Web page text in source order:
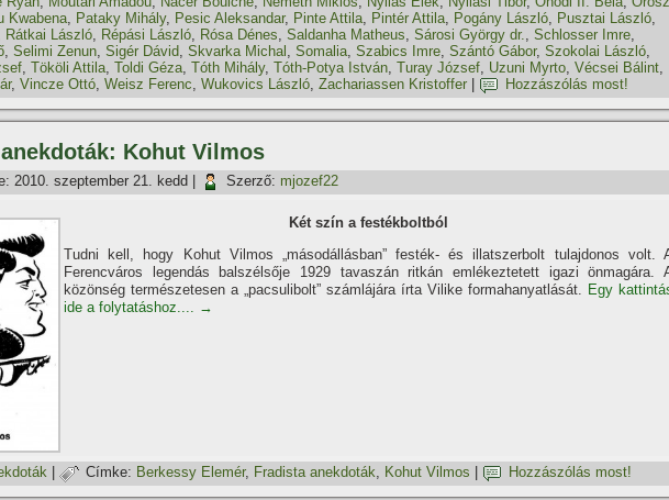
Kwabena, Pataky Mihály, Pesic Aleksandar, Pinte Attila, Pintér Attila, Pogány László, Pusztai László,
Rátkai László, Répási László, Rósa Dénes, Saldanha Matheus, Sárosi György dr., Schlosser Imre,
, Selimi Zenun, Sigér Dávid, Skvarka Michal , Somalia, Szabics Imre, Szántó Gábor, Szokolai László,
, Tököli Attila, Toldi Géza, Tóth Mihály, Tóth-Potya István, Turay József, Uzuni Myrto, Vécsei Bálint,
, Vincze Ottó, Weisz Ferenc, Wukovics László, Zachariassen Kristoffer Hozzászólás most!
Kohut Vilmos
2010. szeptember 21. kedd Szerző: mjozef22
Két szí­n a festékboltból
Tudni kell, hogy Kohut Vilmos „másodállásban” festék- és illatszerbolt tulajdonos volt.
Ferencváros legendás balszélsője 1929 tavaszán ritkán emlékeztetett igazi önmagára.
közönség természetesen a „pacsulibolt” számlájára í­rta Vilike formahanyatlását. Egy
ide a folytatáshoz.... →
Címke: Berkessy Elemér, Fradista anekdoták, Kohut Vilmos Hozzászólás most!